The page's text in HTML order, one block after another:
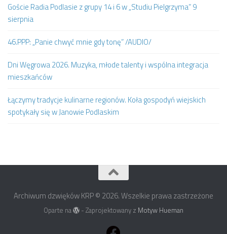
Goście Radia Podlasie z grupy 14 i 6 w „Studiu Pielgrzyma” 9
sierpnia
46.PPP: „Panie chwyć mnie gdy tonę” /AUDIO/
Dni Węgrowa 2026. Muzyka, młode talenty i wspólna integracja
mieszkańców
Łączymy tradycje kulinarne regionów. Koła gospodyń wiejskich
spotykały się w Janowie Podlaskim
Archiwum dzwięków KRP © 2026. Wszelkie prawa zastrzeżone
Oparte na - Zaprojektowany z Motyw Hueman